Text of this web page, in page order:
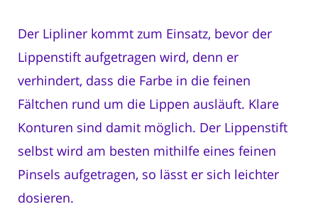
Der Lipliner kommt zum Einsatz, bevor der
Lippenstift aufgetragen wird, denn er
verhindert, dass die Farbe in die feinen
Fältchen rund um die Lippen ausläuft. Klare
Konturen sind damit möglich. Der Lippenstift
selbst wird am besten mithilfe eines feinen
Pinsels aufgetragen, so lässt er sich leichter
dosieren.